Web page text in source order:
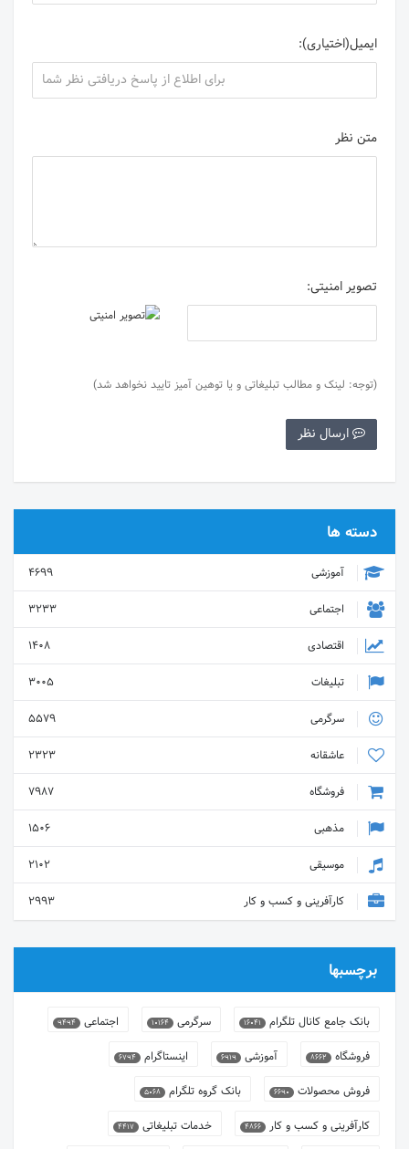
ایمیل(اختیاری):
متن نظر
تصویر امنیتی:
(توجه: لینک و مطالب تبلیغاتی و یا توهین آمیز تایید نخواهد شد)
دسته ها
آموزشی
4699
اجتماعی
3233
اقتصادی
1408
تبلیغات
3005
سرگرمی
5579
عاشقانه
2323
فروشگاه
7987
مذهبی
1506
موسیقی
2102
کارآفرینی و کسب و کار
2993
برچسبها
بانک جامع کانال تلگرام 16041 سرگرمی 10164 اجتماعی 9494
فروشگاه 8662 آموزشی 6919 اینستاگرام 6794
فروش محصولات 6690 بانک گروه تلگرام 5068
کارآفرینی و کسب و کار 4866 خدمات تبلیغاتی 4417